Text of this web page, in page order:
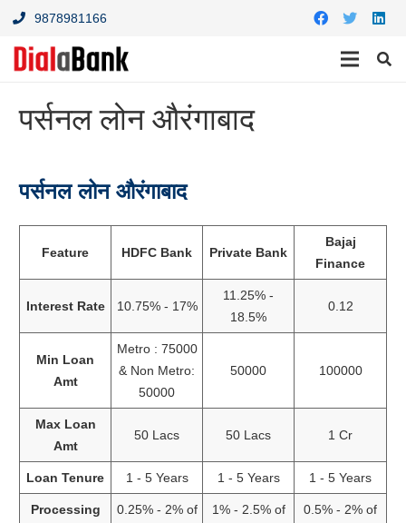
9878981166
पर्सनल लोन औरंगाबाद
पर्सनल लोन औरंगाबाद
Feature HDFC Bank Private Bank
Bajaj
Finance
Interest Rate 10.75% - 17%
11.25% -
18.5%
0.12
Min Loan
Amt
Metro : 75000
& Non Metro:
50000
50000 100000
Max Loan
Amt
50 Lacs 50 Lacs 1 Cr
Loan Tenure 1 - 5 Years 1 - 5 Years 1 - 5 Years
Processing
0.25% - 2% of
1% - 2.5% of
0.5% - 2% of